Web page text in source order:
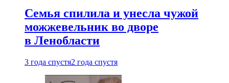
Семья спилила и унесла чужой
можжевельник во дворе
в Ленобласти
3 года спустя2 года спустя